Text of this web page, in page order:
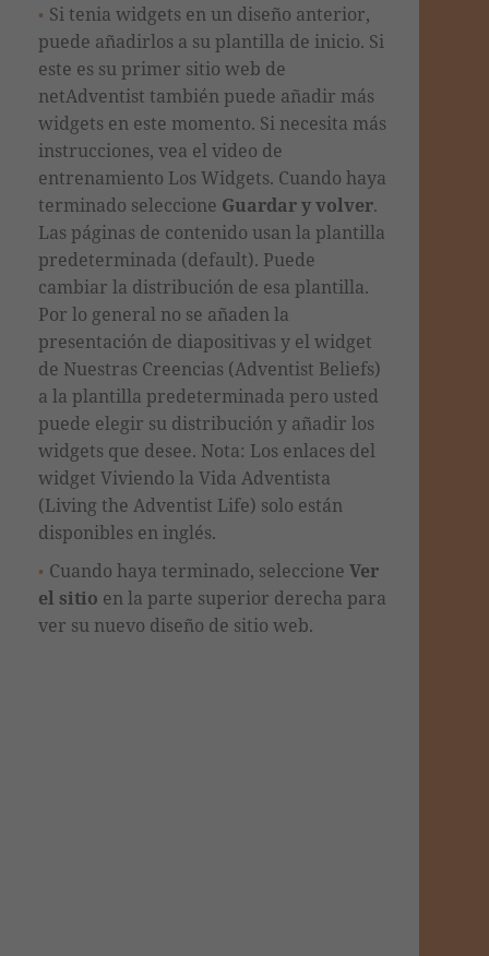
Si tenia widgets en un diseño anterior,
puede añadirlos a su plantilla de inicio. Si
este es su primer sitio web de
netAdventist también puede añadir más
widgets en este momento. Si necesita más
instrucciones, vea el video de
entrenamiento Los Widgets. Cuando haya
terminado seleccione Guardar y volver.
Las páginas de contenido usan la plantilla
predeterminada (default). Puede
cambiar la distribución de esa plantilla.
Por lo general no se añaden la
presentación de diapositivas y el widget
de Nuestras Creencias (Adventist Beliefs)
a la plantilla predeterminada pero usted
puede elegir su distribución y añadir los
widgets que desee. Nota: Los enlaces del
widget Viviendo la Vida Adventista
(Living the Adventist Life) solo están
disponibles en inglés.
Cuando haya terminado, seleccione Ver
el sitio en la parte superior derecha para
ver su nuevo diseño de sitio web.